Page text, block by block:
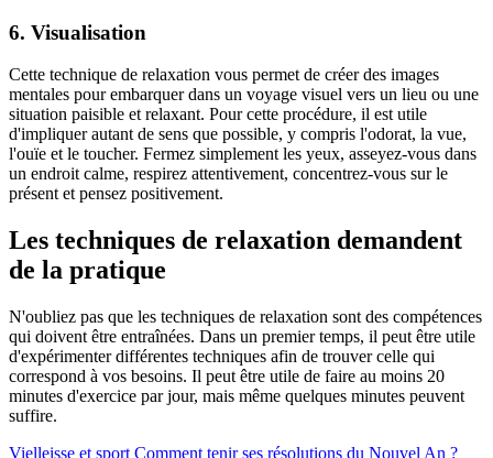
6. Visualisation
Cette technique de relaxation vous permet de créer des images
mentales pour embarquer dans un voyage visuel vers un lieu ou une
situation paisible et relaxant. Pour cette procédure, il est utile
d'impliquer autant de sens que possible, y compris l'odorat, la vue,
l'ouïe et le toucher. Fermez simplement les yeux, asseyez-vous dans
un endroit calme, respirez attentivement, concentrez-vous sur le
présent et pensez positivement.
Les techniques de relaxation demandent
de la pratique
N'oubliez pas que les techniques de relaxation sont des compétences
qui doivent être entraînées. Dans un premier temps, il peut être utile
d'expérimenter différentes techniques afin de trouver celle qui
correspond à vos besoins. Il peut être utile de faire au moins 20
minutes d'exercice par jour, mais même quelques minutes peuvent
suffire.
Vielleisse et sport Comment tenir ses résolutions du Nouvel An ?